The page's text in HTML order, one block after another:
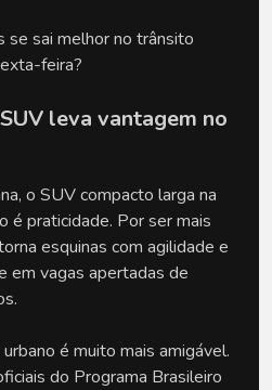
se sai melhor no trânsito
feira?
leva vantagem no
o SUV compacto larga na
é praticidade. Por ser mais
esquinas com agilidade e
em vagas apertadas de
é muito mais amigável.
do Programa Brasileiro